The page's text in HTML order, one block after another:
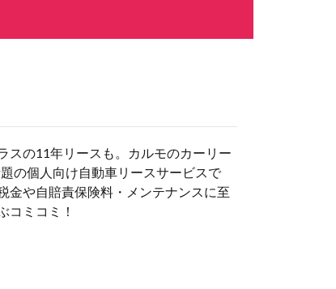
スの11年リースも。カルモのカーリー
の個人向け自動車リースサービスで
金や自賠責保険料・メンテナンスに至
コミコミ！